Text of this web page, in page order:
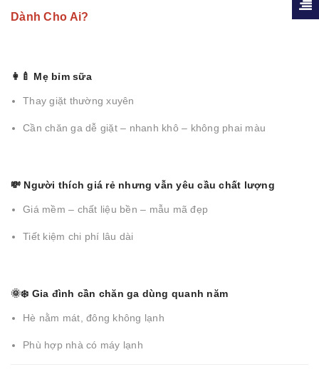
Dành Cho Ai?
👩‍🍼 Mẹ bỉm sữa
Thay giặt thường xuyên
Cần chăn ga dễ giặt – nhanh khô – không phai màu
💸 Người thích giá rẻ nhưng vẫn yêu cầu chất lượng
Giá mềm – chất liệu bền – mẫu mã đẹp
Tiết kiệm chi phí lâu dài
🌞❄️ Gia đình cần chăn ga dùng quanh năm
Hè nằm mát, đông không lạnh
Phù hợp nhà có máy lạnh